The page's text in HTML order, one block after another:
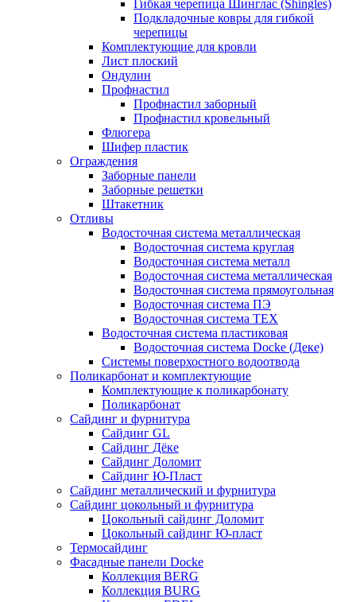
Гибкая черепица Шинглас (Shingles)
Подкладочные ковры для гибкой
черепицы
Комплектующие для кровли
Лист плоский
Ондулин
Профнастил
Профнастил заборный
Профнастил кровельный
Флюгера
Шифер пластик
Ограждения
Заборные панели
Заборные решетки
Штакетник
Отливы
Водосточная система металлическая
Водосточная система круглая
Водосточная система металл
Водосточная система металлическая
Водосточная система прямоугольная
Водосточная система ПЭ
Водосточная система ТЕХ
Водосточная система пластиковая
Водосточная система Docke (Деке)
Системы поверхостного водоотвода
Поликарбонат и комплектующие
Комплектующие к поликарбонату
Поликарбонат
Сайдинг и фурнитура
Сайдинг GL
Сайдинг Дёке
Сайдинг Доломит
Сайдинг Ю-Пласт
Сайдинг металлический и фурнитура
Сайдинг цокольный и фурнитура
Цокольный сайдинг Доломит
Цокольный сайдинг Ю-пласт
Термосайдинг
Фасадные панели Docke
Коллекция BERG
Коллекция BURG